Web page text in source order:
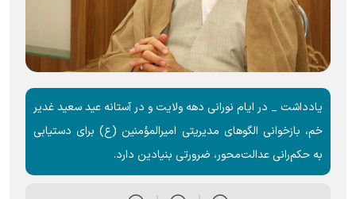
یادداشت _ در ایام نورانی دهه ولایت و در آستانه عید سعید غدیر
خم، بازخوانی الگو‌های مدیریتی امیرالمؤمنین (ع) برای دستیابی
به حکم‌رانی عدالت‌محور، ضرورتی بنیادین دارد.